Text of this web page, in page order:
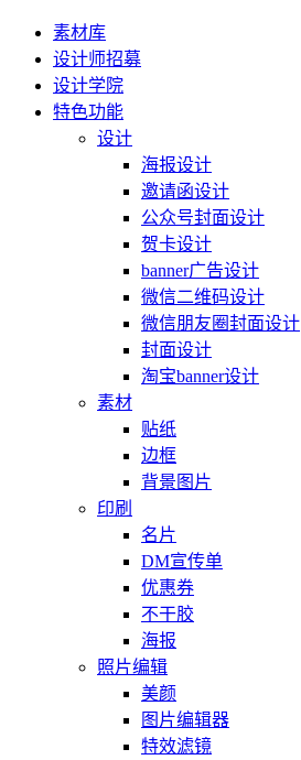
素材库
设计师招募
设计学院
特色功能
设计
海报设计
邀请函设计
公众号封面设计
贺卡设计
banner广告设计
微信二维码设计
微信朋友圈封面设计
封面设计
淘宝banner设计
素材
贴纸
边框
背景图片
印刷
名片
DM宣传单
优惠券
不干胶
海报
照片编辑
美颜
图片编辑器
特效滤镜